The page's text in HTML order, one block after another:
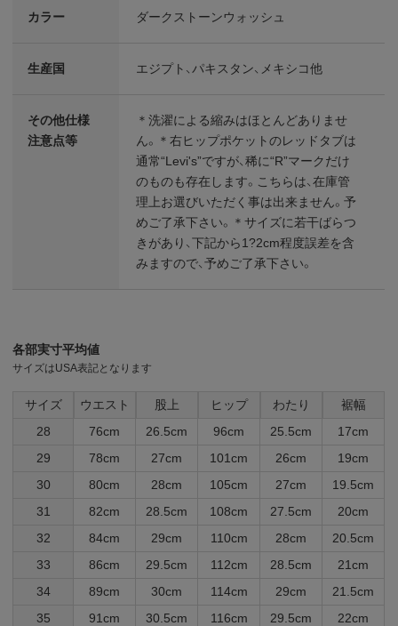
カラー ダークストーンウォッシュ
生産国 エジプト、パキスタン、メキシコ他
その他仕様
注意点等
＊洗濯による縮みはほとんどありませ
ん。＊右ヒップポケットのレッドタブは
通常“Levi's”ですが、稀に“R”マークだけ
のものも存在します。こちらは、在庫管
理上お選びいただく事は出来ません。予
めご了承下さい。＊サイズに若干ばらつ
きがあり、下記から1?2cm程度誤差を含
みますので、予めご了承下さい。
各部実寸平均値
サイズはUSA表記となります
サイズ ウエスト 股上 ヒップ わたり
裾幅
28
76cm 26.5cm 96cm 25.5cm
17cm
29
78cm 27cm 101cm 26cm
19cm
30
80cm 28cm 105cm 27cm
19.5cm
31
82cm 28.5cm 108cm 27.5cm
20cm
32
84cm 29cm 110cm 28cm
20.5cm
33
86cm 29.5cm 112cm 28.5cm
21cm
34
89cm 30cm 114cm 29cm
21.5cm
35
91cm 30.5cm 116cm 29.5cm 22cm